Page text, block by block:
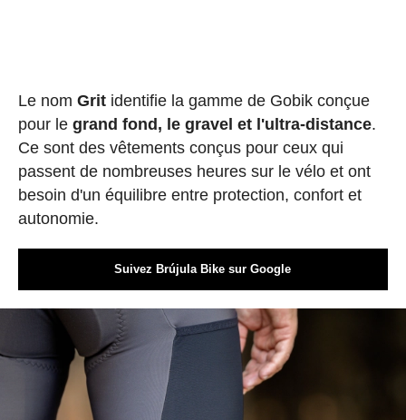
Le nom Gritidentifie la gamme de Gobik conçue
pour le grand fond, le gravel et l'ultra-distance.
Ce sont des vêtements conçus pour ceux qui
passent de nombreuses heures sur le vélo et ont
besoin d'un équilibre entre protection, confort et
autonomie.
Suivez Brújula Bike sur Google